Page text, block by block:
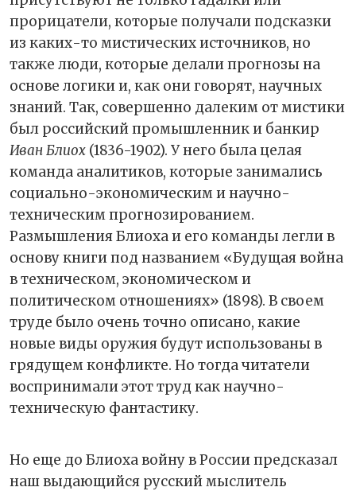
прорицатели, которые получали подсказки
из каких-то мистических источников, но
также люди, которые делали прогнозы на
основе логики и, как они говорят, научных
знаний. Так, совершенно далеким от мистики
был российский промышленник и банкир
Иван Блиох (1836-1902). У него была целая
команда аналитиков, которые занимались
социально-экономическим и научно-
техническим прогнозированием.
Размышления Блиоха и его команды легли в
основу книги под названием «Будущая война
в техническом, экономическом и
политическом отношениях» (1898). В своем
труде было очень точно описано, какие
новые виды оружия будут использованы в
грядущем конфликте. Но тогда читатели
воспринимали этот труд как научно-
техническую фантастику.
Но еще до Блиоха войну в России предсказал
наш выдающийся русский мыслитель